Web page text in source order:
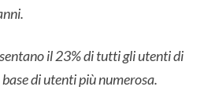
il 23% di tutti gli utenti di
di utenti più numerosa.